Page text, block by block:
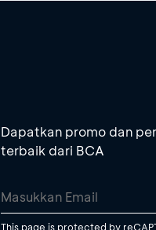
Dapatkan promo dan
terbaik dari BCA
This page is protected by